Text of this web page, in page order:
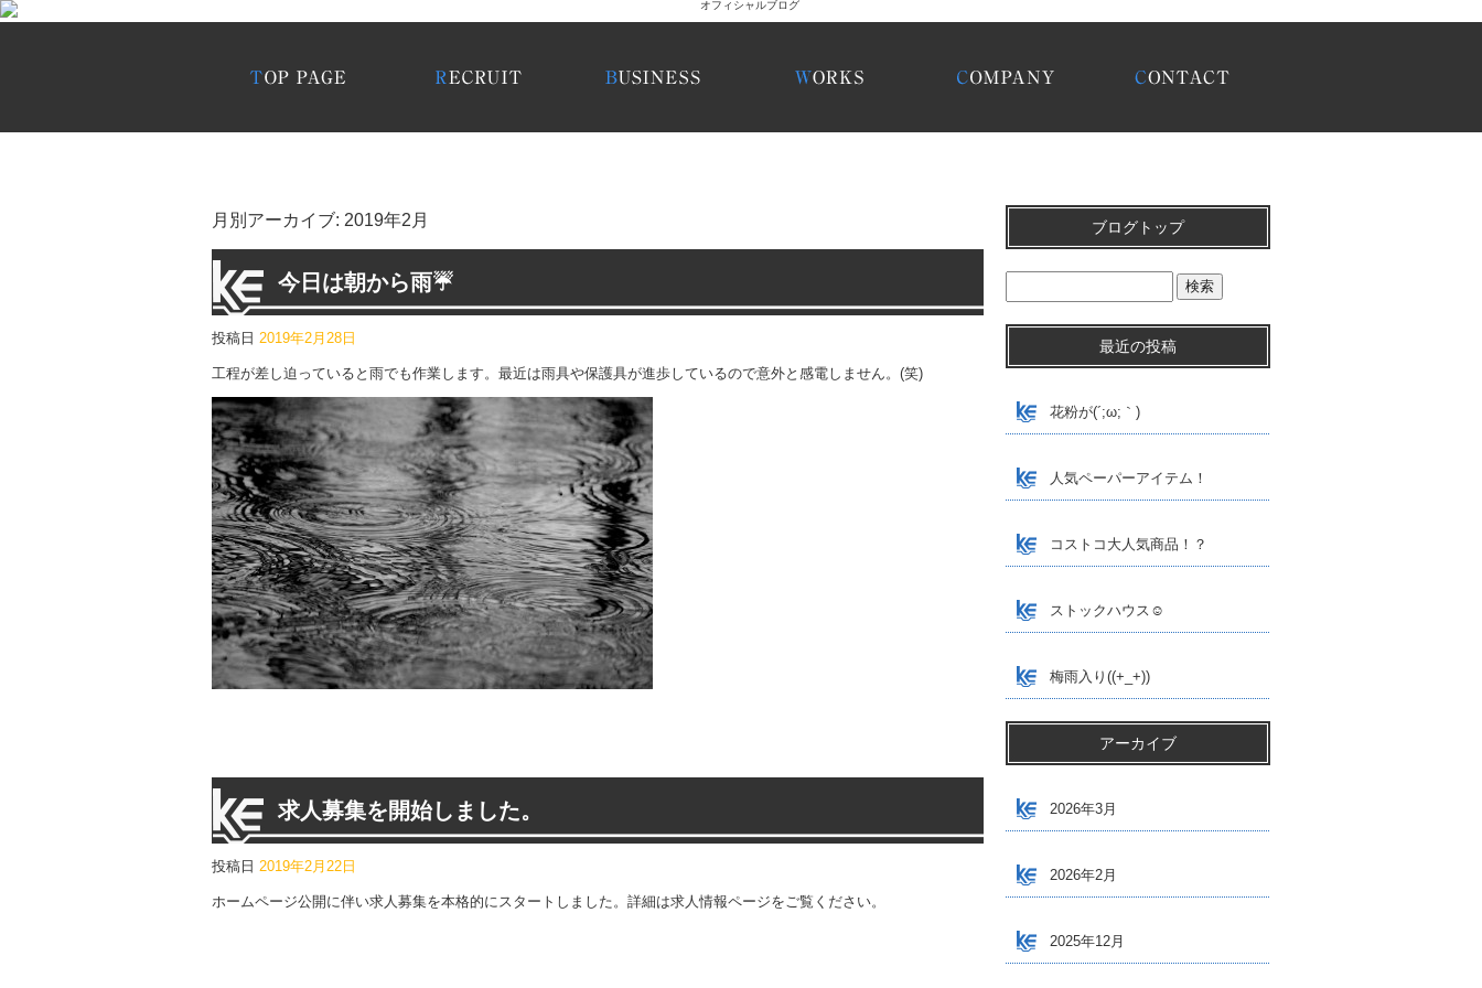
月別アーカイブ: 2019年2月
今日は朝から雨☔
投稿日 2019年2月28日
工程が差し迫っていると雨でも作業します。最近は雨具や保護具が進歩しているので意外と感電しません。(笑)
求人募集を開始しました。
投稿日 2019年2月22日
ホームページ公開に伴い求人募集を本格的にスタートしました。詳細は求人情報ページをご覧ください。
ブログトップ
最近の投稿
花粉が(´;ω;｀)
人気ペーパーアイテム！
コストコ大人気商品！？
ストックハウス☺
梅雨入り((+_+))
アーカイブ
2026年3月
2026年2月
2025年12月